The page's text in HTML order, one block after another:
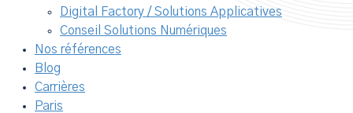
Digital Factory / Solutions Applicatives
Conseil Solutions Numériques
Nos références
Blog
Carrières
Paris